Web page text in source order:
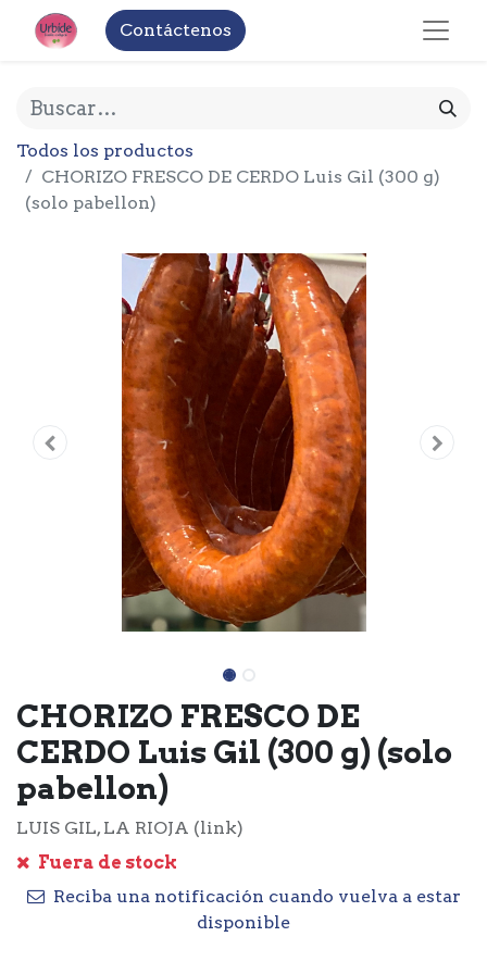
Contáctenos
Todos los productos
CHORIZO FRESCO DE CERDO Luis Gil (300 g)
(solo pabellon)
CHORIZO FRESCO DE
CERDO Luis Gil (300 g) (solo
pabellon)
LUIS GIL, LA RIOJA (link)
Fuera de stock
Reciba una notificación cuando vuelva a estar
disponible